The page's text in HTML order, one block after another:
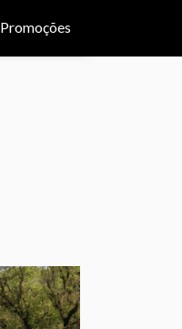
Promoções